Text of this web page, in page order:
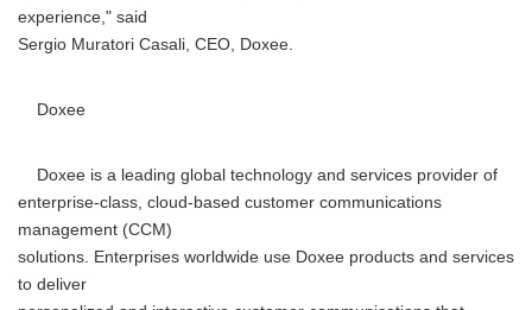
experience," said
Sergio Muratori Casali, CEO, Doxee.
Doxee
Doxee is a leading global technology and services provider of
enterprise-class, cloud-based customer communications
management (CCM)
solutions. Enterprises worldwide use Doxee products and services
to deliver